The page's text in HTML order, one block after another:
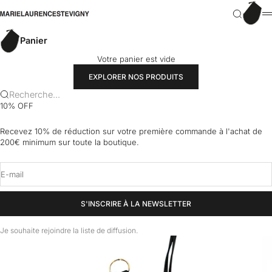
marielaurencestevigny
Recherche
Panier
Panier
Votre panier est vide
EXPLORER NOS PRODUITS
Recherche...
10% OFF
Recevez 10% de réduction sur votre première commande à l'achat de
200€ minimum sur toute la boutique.
E-mail
S'INSCRIRE À LA NEWSLETTER
Je souhaite rejoindre la liste de diffusion.